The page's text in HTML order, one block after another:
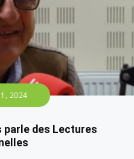
2024
parle des Lectures